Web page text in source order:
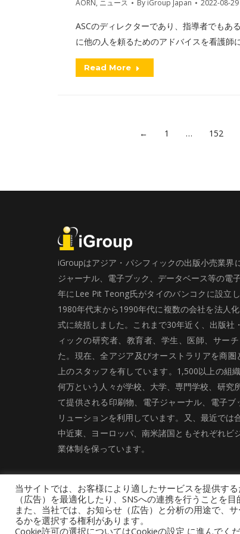
AORN, ニュース By iGroup Japan 2022-08-29
ASCのディレクターであり、指導者でもあ
に他の人を頼るためのアドバイスを看護師
Read More
← 1 … 152
iGroupはアジア・パシフィックの出版小売業界
ジャーナル、電子ブック、データベース等の電
年にLee Pit Teong氏がタイのバンコクに設立
1980年代末から1990年代に複数の会社を法人
式に統括しました。これまで30年近く、出版社
ィックの研究者、教育者、学生、医師、サー
た。現在、全アジア及びオーストラリアを商
上のスタッフを有しています。1,500以上の組
何万という人々が学校、大学、専門学校、研究
て提供される印刷物、電子ジャーナル、電子
リューションを利用しています。又、最近では
中近東、ヨーロッパ、南米諸国ともそれぞれビ
業体制を保っています。
採用情報 お問い合わせ サイ
当サイトでは、お客様により適したサービスを提供す
（広告）を最適化したり、SNSへの連携を行うことを目
また、当社では、お知らせ（広告）と分析の用途で、
るかを選択する権利があります。
Cookie許可の選択についてはCookieの設定 に進んでく